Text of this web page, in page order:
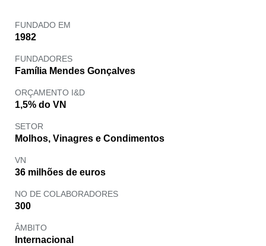
FUNDADO EM
1982
FUNDADORES
Família Mendes Gonçalves
ORÇAMENTO I&D
1,5% do VN
SETOR
Molhos, Vinagres e Condimentos
VN
36 milhões de euros
NO DE COLABORADORES
300
ÂMBITO
Internacional